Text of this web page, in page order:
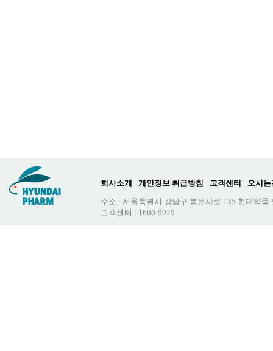
회사소개 개인정보 취급방침 고객센터
오시는
주소 : 서울특별시 강남구 봉은사로 135 현대약품
고객센터 : 1666-9979